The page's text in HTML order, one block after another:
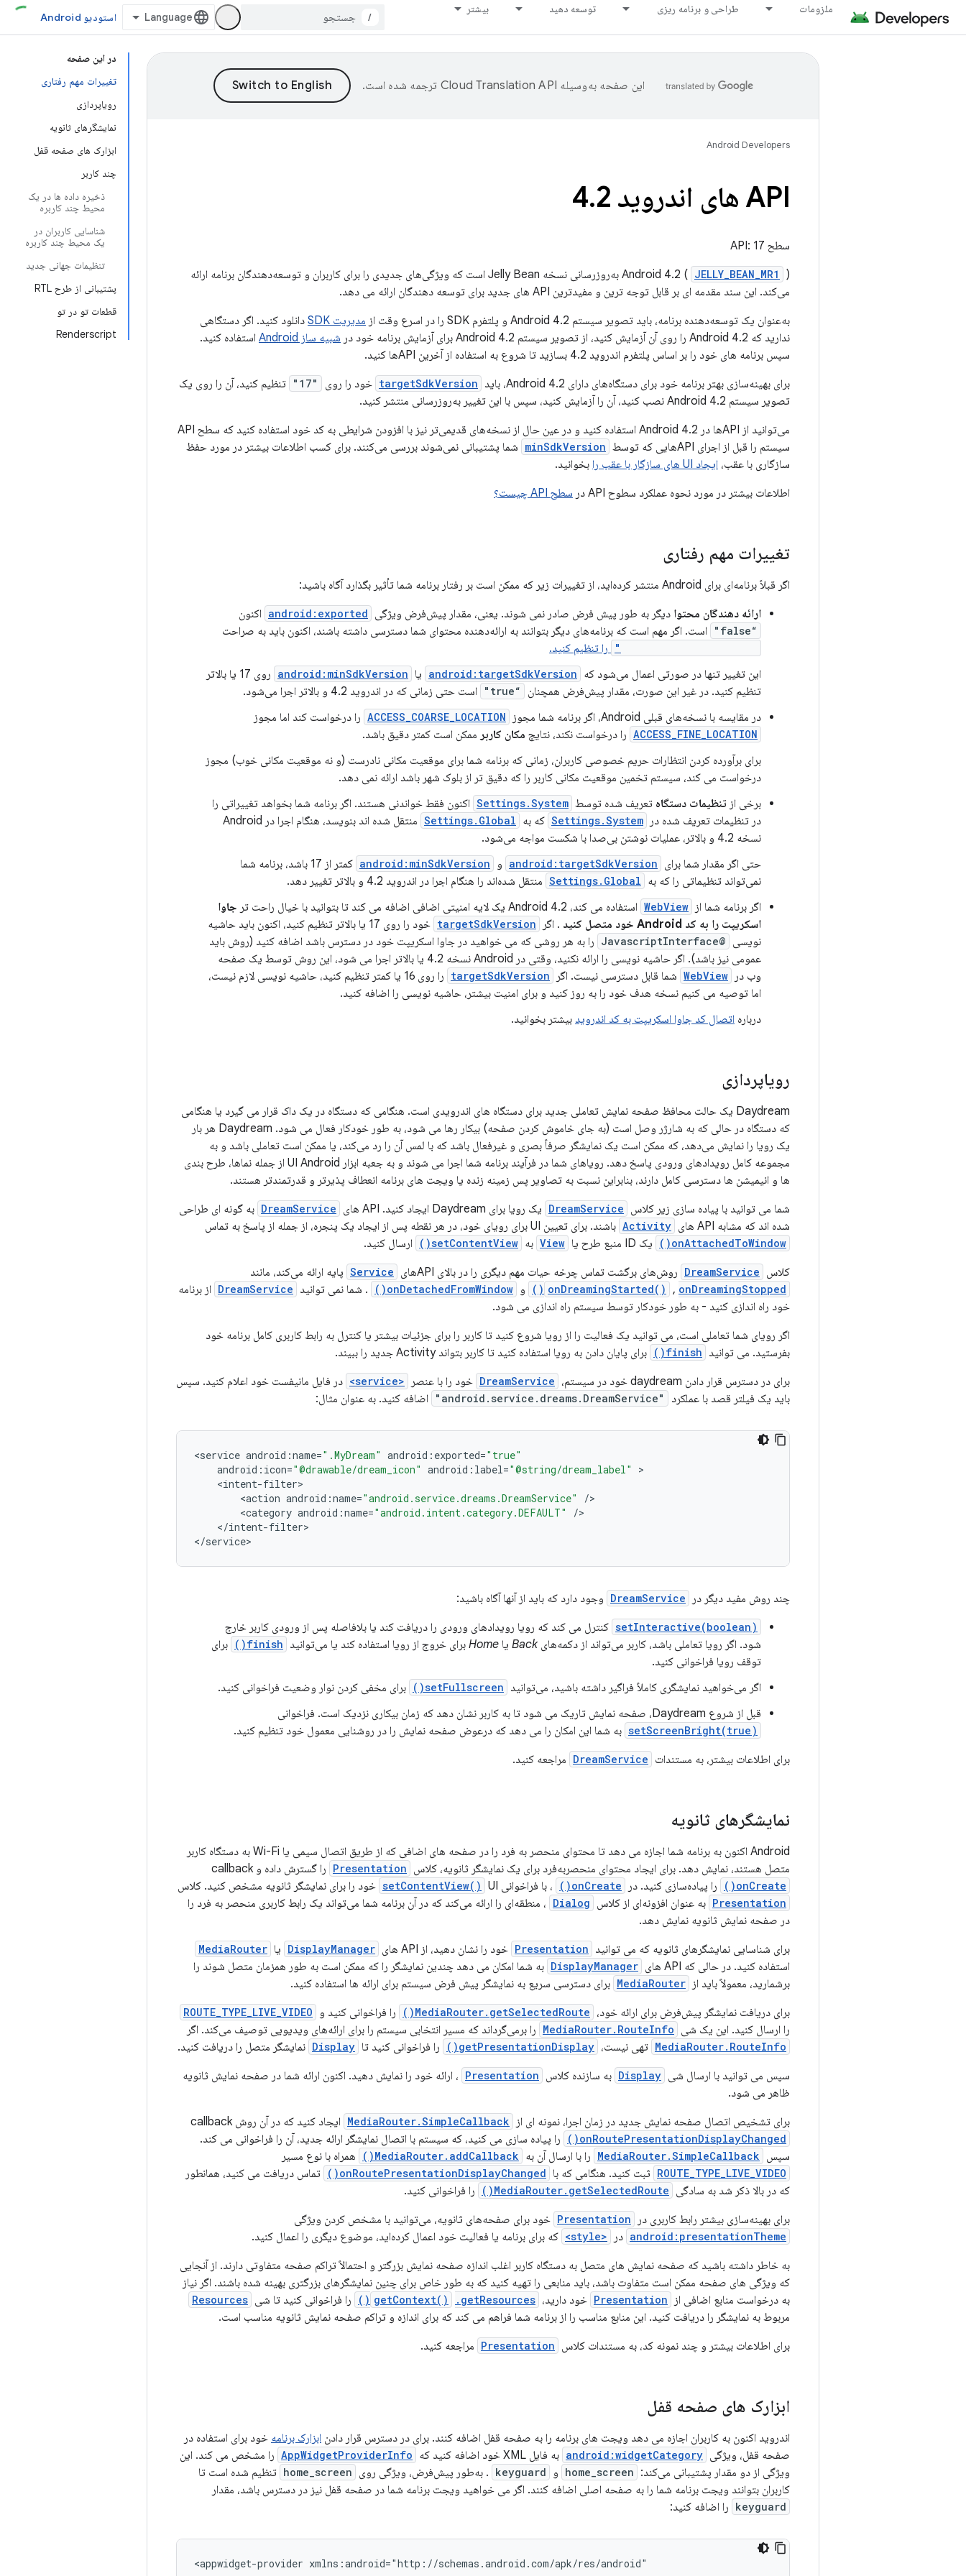
ملزومات طراحی و برنامه ریزی توسعه دهید بیشتر
/ استودیو Android
در این صفحه
تغییرات مهم رفتاری
رویاپردازی
نمایشگرهای ثانویه
ابزارک های صفحه قفل
چند کاربر
ذخیره داده ها در یک
محیط چند کاربره
شناسایی کاربران در
یک محیط چند کاربره
تنظیمات جهانی جدید
پشتیبانی از طرح RTL
قطعات تو در تو
Renderscript
این صفحه به‌وسیله ترجمه شده است.
Android Developers
API های اندروید 4 .2
سطح API: 17
Android 4.2 ( JELLY_BEAN_MR1
) به‌روزرسانی نسخه Jelly Bean است که ویژگی‌های جدیدی را برای کاربران و توسعه‌دهندگان برنامه ارائه
می‌کند. این سند مقدمه ای بر قابل توجه ترین و مفیدترین API های جدید برای توسعه دهندگان ارائه می دهد.
به‌عنوان یک توسعه‌دهنده برنامه، باید تصویر سیستم Android 4.2 و پلتفرم SDK را در اسرع وقت از
مدیریت SDK
دانلود کنید. اگر دستگاهی
ندارید که Android 4.2 را روی آن آزمایش کنید، از تصویر سیستم Android 4.2 برای آزمایش برنامه خود در
شبیه ساز Android
استفاده کنید.
سپس برنامه های خود را بر اساس پلتفرم اندروید 4.2 بسازید تا شروع به استفاده از آخرین APIها کنید.
برای بهینه‌سازی بهتر برنامه خود برای دستگاه‌های دارای Android 4.2، باید
targetSdkVersion خود را روی "17"
تنظیم کنید، آن را روی یک
تصویر سیستم Android 4.2 نصب کنید، آن را آزمایش کنید، سپس با این تغییر به‌روزرسانی منتشر کنید.
می‌توانید از APIها در Android 4.2 استفاده کنید و در عین حال از نسخه‌های قدیمی‌تر نیز با افزودن شرایطی به کد خود استفاده کنید که سطح API
سیستم را قبل از اجرای APIهایی که توسط
minSdkVersion شما پشتیبانی نمی‌شوند بررسی می‌کنند. برای کسب اطلاعات بیشتر در مورد حفظ
سازگاری با عقب، ایجاد UI های سازگار با عقب را
بخوانید.
اطلاعات بیشتر در مورد نحوه عملکرد سطوح API در
سطح API چیست؟
تغییرات مهم رفتاری
اگر قبلاً برنامه‌ای برای Android منتشر کرده‌اید، از تغییرات زیر که ممکن است بر رفتار برنامه شما تأثیر بگذارد آگاه باشید:
ارائه دهندگان محتوا دیگر به طور پیش فرض صادر نمی شوند. یعنی، مقدار پیش‌فرض ویژگی android:exported اکنون
“false" است. اگر مهم است که برنامه‌های دیگر بتوانند به ارائه‌دهنده محتوای شما دسترسی داشته باشند، اکنون باید به صراحت
را تنظیم کنید.
این تغییر تنها در صورتی اعمال می‌شود که android:targetSdkVersion یا android:minSdkVersion
روی 17 یا بالاتر
تنظیم کنید. در غیر این صورت، مقدار پیش‌فرض همچنان
“true"
است حتی زمانی که در اندروید 4.2 و بالاتر اجرا می‌شود.
در مقایسه با نسخه‌های قبلی Android، اگر برنامه شما مجوز
ACCESS_COARSE_LOCATION را درخواست کند اما مجوز
ACCESS_FINE_LOCATION را درخواست نکند، نتایج مکان کاربر ممکن است کمتر دقیق باشد.
برای برآورده کردن انتظارات حریم خصوصی کاربران، زمانی که برنامه شما برای موقعیت مکانی نادرست (و نه موقعیت مکانی خوب) مجوز
درخواست می کند، سیستم تخمین موقعیت مکانی کاربر را که دقیق تر از بلوک شهر باشد ارائه نمی دهد.
برخی از تنظیمات دستگاه تعریف شده توسط Settings.System اکنون فقط خواندنی هستند. اگر برنامه شما بخواهد تغییراتی را
در تنظیمات تعریف شده در
Settings.System که به Settings.Global
منتقل شده اند بنویسد، هنگام اجرا در Android
نسخه 4.2 و بالاتر، عملیات نوشتن بی‌صدا با شکست مواجه می‌شود.
حتی اگر مقدار شما برای android:targetSdkVersion و android:minSdkVersion
کمتر از 17 باشد، برنامه شما
نمی‌تواند تنظیماتی را که به Settings.Global منتقل شده‌اند را هنگام اجرا در اندروید 4.2 و بالاتر تغییر دهد.
اگر برنامه شما از WebView استفاده می کند، Android 4.2 یک لایه امنیتی اضافی اضافه می کند تا بتوانید با خیال راحت تر
جاوا
اسکریپت را به کد Android خود متصل کنید
. اگر targetSdkVersion
خود را روی 17 یا بالاتر تنظیم کنید، اکنون باید حاشیه
نویسی @JavascriptInterface
را به هر روشی که می خواهید در جاوا اسکریپت خود در دسترس باشد اضافه کنید (روش باید
عمومی نیز باشد). اگر حاشیه نویسی را ارائه نکنید، وقتی در Android نسخه 4.2 یا بالاتر اجرا می شود، این روش توسط یک صفحه
وب در
WebView شما قابل دسترسی نیست. اگر targetSdkVersion
را روی 16 یا کمتر تنظیم کنید، حاشیه نویسی لازم نیست،
اما توصیه می کنیم نسخه هدف خود را به روز کنید و برای امنیت بیشتر، حاشیه نویسی را اضافه کنید.
درباره اتصال کد جاوا اسکریپت به کد اندروید بیشتر بخوانید.
رویاپردازی
Daydream یک حالت محافظ صفحه نمایش تعاملی جدید برای دستگاه های اندرویدی است. هنگامی که دستگاه در یک داک قرار می گیرد یا هنگامی
که دستگاه در حالی که به شارژر وصل است (به جای خاموش کردن صفحه) بیکار رها می شود، به طور خودکار فعال می شود. Daydream هر بار
یک رویا را نمایش می‌دهد، که ممکن است یک نمایشگر صرفاً بصری و غیرفعال باشد که با لمس آن را رد می‌کند، یا ممکن است تعاملی باشد و به
مجموعه کامل رویدادهای ورودی پاسخ دهد. رویاهای شما در فرآیند برنامه شما اجرا می شوند و به جعبه ابزار UI Android از جمله نماها، طرح بندی
ها و انیمیشن ها دسترسی کامل دارند، بنابراین نسبت به تصاویر پس زمینه زنده یا ویجت های برنامه انعطاف پذیرتر و قدرتمندتر هستند.
شما می توانید با پیاده سازی زیر کلاس DreamService یک رویا برای Daydream ایجاد کنید. API های DreamService به گونه ای طراحی
شده اند که مشابه API های
Activity باشند. برای تعیین UI برای رویای خود، در هر نقطه پس از ایجاد یک پنجره، از جمله از پاسخ به تماس
onAttachedToWindow() یک ID منبع طرح یا View به setContentView()
ارسال کنید.
کلاس DreamService روش‌های برگشت تماس چرخه حیات مهم دیگری را در بالای APIهای Service پایه ارائه می‌کند، مانند
onDreamingStarted() , onDreamingStopped() و onDetachedFromWindow() . شما نمی توانید DreamService از برنامه
خود راه اندازی کنید - به طور خودکار توسط سیستم راه اندازی می شود.
اگر رویای شما تعاملی است، می توانید یک فعالیت را از رویا شروع کنید تا کاربر را برای جزئیات بیشتر یا کنترل به رابط کاربری کامل برنامه خود
بفرستید. می توانید finish()
برای پایان دادن به رویا استفاده کنید تا کاربر بتواند Activity جدید را ببیند.
برای در دسترس قرار دادن daydream خود در سیستم،
DreamService خود را با عنصر <service>
در فایل مانیفست خود اعلام کنید. سپس
باید یک فیلتر قصد با عملکرد
"android.service.dreams.DreamService" اضافه کنید. به عنوان مثال:
<service android :name=".MyDream" android : exported="true"
android : icon="@drawable/dream_icon" android : label="@string/dream_label"
<intent-filter
<action android :name="android.service.dreams.DreamService" /
<category android :name="android.intent.category.DEFAULT" /
</intent-filter>
</service>
چند روش مفید دیگر در DreamService وجود دارد که باید از آنها آگاه باشید:
setInteractive(boolean) کنترل می کند که رویا رویدادهای ورودی را دریافت کند یا بلافاصله پس از ورودی کاربر خارج
شود. اگر رویا تعاملی باشد، کاربر می‌تواند از دکمه‌هایBack یا Home برای خروج از رویا استفاده کند یا می‌توانید finish()
برای
توقف رویا فراخوانی کنید.
اگر می‌خواهید نمایشگری کاملاً فراگیر داشته باشید، می‌توانید setFullscreen()
برای مخفی کردن نوار وضعیت فراخوانی کنید.
قبل از شروع Daydream، صفحه نمایش تاریک می شود تا به کاربر نشان دهد که زمان بیکاری نزدیک است. فراخوانی
setScreenBright(true) به شما این امکان را می دهد که درعوض صفحه نمایش را در روشنایی معمول خود تنظیم کنید.
برای اطلاعات بیشتر، به مستندات DreamService مراجعه کنید.
نمایشگرهای ثانویه
Android اکنون به برنامه شما اجازه می دهد تا محتوای منحصر به فرد را در صفحه های اضافی که از طریق اتصال سیمی یا Wi-Fi به دستگاه کاربر
متصل هستند، نمایش دهد. برای ایجاد محتوای منحصربه‌فرد برای یک نمایشگر ثانویه، کلاس Presentation را گسترش داده و callback
onCreate() را پیاده‌سازی کنید. در onCreate() ، با فراخوانی setContentView() UI خود را برای نمایشگر ثانویه مشخص کنید. کلاس
Presentation به عنوان افزونه‌ای از کلاس Dialog ، منطقه‌ای را ارائه می‌کند که در آن برنامه شما می‌تواند یک رابط کاربری منحصر به فرد را
در صفحه نمایش ثانویه نمایش دهد.
برای شناسایی نمایشگرهای ثانویه که می توانید Presentation خود را نشان دهید، از API های DisplayManager یا MediaRouter
استفاده کنید. در حالی که API های DisplayManager به شما امکان می دهد چندین نمایشگر را که ممکن است به طور همزمان متصل شوند را
برشمارید، معمولاً باید از MediaRouter برای دسترسی سریع به نمایشگر پیش فرض سیستم برای ارائه ها استفاده کنید.
برای دریافت نمایشگر پیش‌فرض برای ارائه خود، MediaRouter.getSelectedRoute() را فراخوانی کنید و ROUTE_TYPE_LIVE_VIDEO
را ارسال کنید. این یک شی MediaRouter.RouteInfo را برمی‌گرداند که مسیر انتخابی سیستم را برای ارائه‌های ویدیویی توصیف می‌کند. اگر
MediaRouter.RouteInfo تهی نیست، getPresentationDisplay() را فراخوانی کنید تا Display نمایشگر متصل را دریافت کنید.
سپس می توانید با ارسال شی Display به سازنده کلاس Presentation ، ارائه خود را نمایش دهید. اکنون ارائه شما در صفحه نمایش ثانویه
ظاهر می شود.
برای تشخیص اتصال صفحه نمایش جدید در زمان اجرا، نمونه ای از
MediaRouter.SimpleCallback ایجاد کنید که در آن روش callback
onRoutePresentationDisplayChanged()
را پیاده سازی می کنید، که سیستم با اتصال نمایشگر ارائه جدید، آن را فراخوانی می کند.
سپس MediaRouter.SimpleCallback را با ارسال آن به MediaRouter.addCallback() همراه با نوع مسیر
ROUTE_TYPE_LIVE_VIDEO ثبت کنید. هنگامی که با onRoutePresentationDisplayChanged()
تماس دریافت می کنید، همانطور
که در بالا ذکر شد به سادگی MediaRouter.getSelectedRoute()
را فراخوانی کنید.
برای بهینه‌سازی بیشتر رابط کاربری در
Presentation خود برای صفحه‌های ثانویه، می‌توانید با مشخص کردن ویژگی
android:presentationTheme در <style>
که برای برنامه یا فعالیت خود اعمال کرده‌اید، موضوع دیگری را اعمال کنید.
به خاطر داشته باشید که صفحه نمایش های متصل به دستگاه کاربر اغلب اندازه صفحه نمایش بزرگتر و احتمالاً تراکم صفحه متفاوتی دارند. از آنجایی
که ویژگی های صفحه ممکن است متفاوت باشد، باید منابعی را تهیه کنید که به طور خاص برای چنین نمایشگرهای بزرگتری بهینه شده باشند. اگر نیاز
به درخواست منابع اضافی از
Presentation خود دارید، getContext() .getResources() را فراخوانی کنید تا شی Resources
مربوط به نمایشگر را دریافت کنید. این منابع مناسب را از برنامه شما فراهم می کند که برای اندازه و تراکم صفحه نمایش ثانویه مناسب است.
برای اطلاعات بیشتر و چند نمونه کد، به مستندات کلاس Presentation مراجعه کنید.
ابزارک های صفحه قفل
اندروید اکنون به کاربران اجازه می دهد ویجت های برنامه را به صفحه قفل اضافه کنند. برای در دسترس قرار دادن ابزارک برنامه خود برای استفاده در
صفحه قفل، ویژگی android:widgetCategory به فایل XML خود اضافه کنید که AppWidgetProviderInfo را مشخص می کند. این
ویژگی از دو مقدار پشتیبانی می‌کند: home_screen و keyguard . به‌طور پیش‌فرض، ویژگی روی home_screen تنظیم شده است تا
کاربران بتوانند ویجت برنامه شما را به صفحه اصلی اضافه کنند. اگر می خواهید ویجت برنامه شما در صفحه قفل نیز در دسترس باشد، مقدار
keyguard را اضافه کنید:
<appwidget-provider xmlns:android="http://schemas.android.com/apk/res/android"